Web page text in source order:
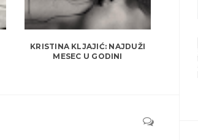
KRISTINA KLJAJIĆ: NAJDUŽI
MESEC U GODINI